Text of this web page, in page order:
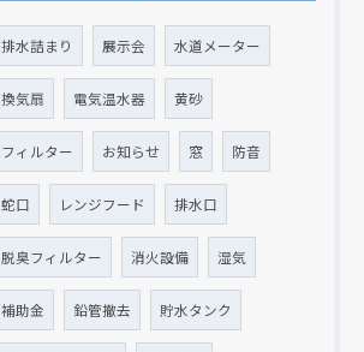
排水詰まり 展示会 水道メーター
換気扇 電気温水器 黄砂
フィルター お知らせ 窓 防音
蛇口 レンジフード 排水口
脱臭フィルター 消火設備 湿気
補助金 鉛管撤去 貯水タンク